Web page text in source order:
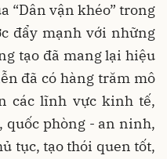
“Dân vận khéo” trong
đẩy mạnh với những
tạo đã mang lại hiệu
đã có hàng trăm mô
các lĩnh vực kinh tế,
quốc phòng - an ninh,
tục, tạo thói quen tốt,